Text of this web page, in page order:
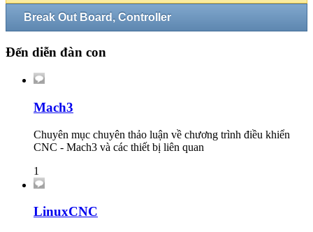
Break Out Board, Controller
Đến diễn đàn con
Mach3
Chuyên mục chuyên thảo luận về chương trình điều khiển
CNC - Mach3 và các thiết bị liên quan
1
LinuxCNC